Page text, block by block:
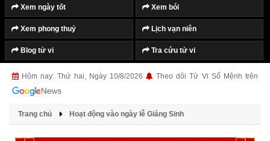
Xem ngày tốt Xem bói
Xem phong thuỷ Lịch vạn niên
Blog tử vi Tra cứu tử vi
Hôm nay: Thứ hai, Ngày 10/8/2026 Theo dõi Tử Vi Số Mệnh trên
Trang chủ Hoạt động vào ngày lễ Giáng Sinh